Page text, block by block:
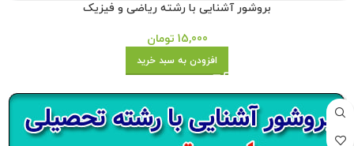
بروشور آشنایی با رشته ریاضی و فیزیک
15,000 تومان
افزودن به سبد خرید